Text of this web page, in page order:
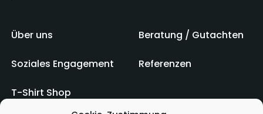
Über uns Beratung / Gutachten
Soziales Engagement Referenzen
T-Shirt Shop